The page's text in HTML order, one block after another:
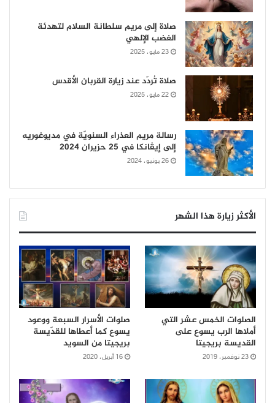
صلاة إلى مريم سلطانة السلام لتهدئة
الغضب الإلهي
23 مايو، 2025
صلاة تُردّد عند زيارة القربان الأقدس
22 مايو، 2025
رسالة مريم العذراء السنويّة في مديوغوريه
إلى إيڤانكا في 25 حزيران 2024
26 يونيو، 2024
الأكثر زيارة هذا الشهر
الصلوات الخمس عشر التي
أملاها الرب يسوع على
القديسة بريجيتا
23 نوفمبر، 2019
صلوات الأسرار السبعة ووعود
يسوع كما أعطاها للقدّيسة
بريجيتا من السويد
16 أبريل، 2020